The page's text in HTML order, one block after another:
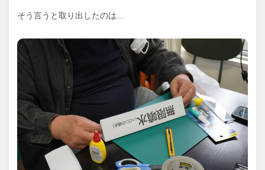
そう言うと取り出したのは…